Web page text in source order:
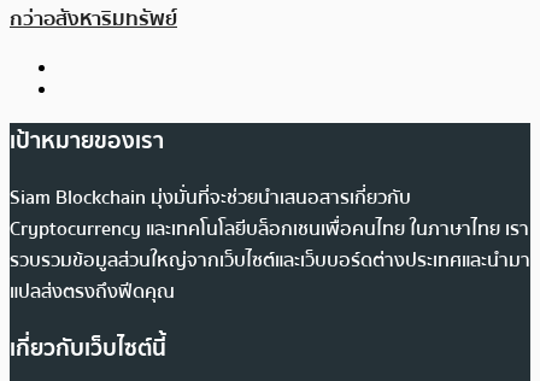
กว่าอสังหาริมทรัพย์
เป้าหมายของเรา
Siam Blockchain มุ่งมั่นที่จะช่วยนำเสนอสารเกี่ยวกับ
Cryptocurrency และเทคโนโลยีบล็อกเชนเพื่อคนไทย ในภาษาไทย เรา
รวบรวมข้อมูลส่วนใหญ่จากเว็บไซต์และเว็บบอร์ดต่างประเทศและนำมา
แปลส่งตรงถึงฟีดคุณ
เกี่ยวกับเว็บไซต์นี้